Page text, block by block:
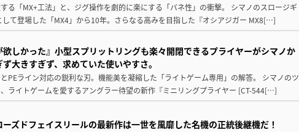
る「MX+工法」と、ジグ操作を劇的に楽にする「バネ性」の衝撃。 シマノのスロージギ
して登場した「MX4」から10年。さらなる高みを目指した『オシアジガー MX8[…]
欲しかった』小型スプリットリングも楽々開閉できるプライヤーがシマノか
大きすぎず、求めていた使いやすさ。
PEライン対応の鋭利な刃。機能美を凝縮した「ライトゲーム専用」の解答。 シマノのツ
ライトゲームを愛するアングラー待望の新作『ミニリングプライヤー [CT-544[…]
ズドフェイスリールの最新作は一世を風靡した名機の正統後継機だ！